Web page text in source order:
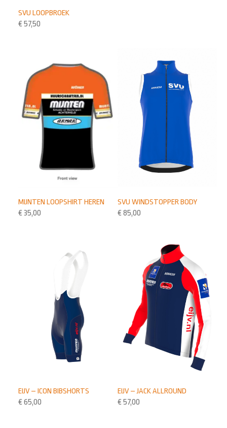
SVU LOOPBROEK
€ 57,50
SVU WINDSTOPPER BODY
€ 85,00
MIJNTEN LOOPSHIRT HEREN
€ 35,00
EIJV – JACK ALLROUND
€ 57,00
EIJV – ICON BIBSHORTS
€ 65,00